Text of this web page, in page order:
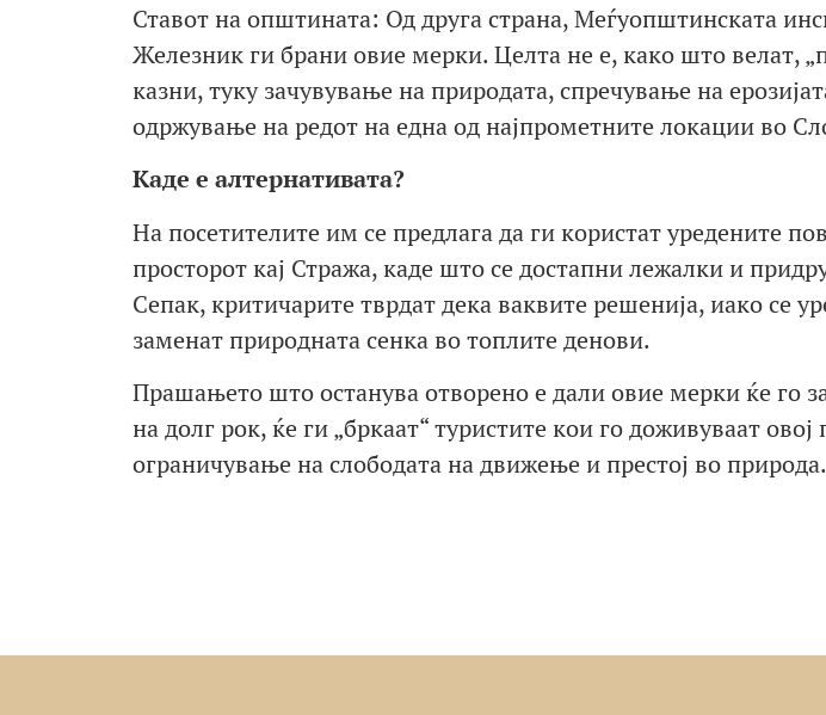
Ставот на општината: Од друга страна, Меѓуопштинската
Железник ги брани овие мерки. Целта не е, како што велат,
казни, туку зачувување на природата, спречување на
одржување на редот на една од најпрометните локации во
Каде е алтернативата?
На посетителите им се предлага да ги користат уредените
просторот кај Стража, каде што се достапни лежалки и
Сепак, критичарите тврдат дека ваквите решенија, иако се
заменат природната сенка во топлите денови.
Прашањето што останува отворено е дали овие мерки ќе го
на долг рок, ќе ги „бркаат“ туристите кои го доживуваат
ограничување на слободата на движење и престој во природа.